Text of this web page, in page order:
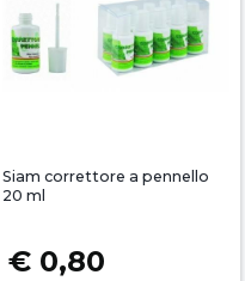
Siam correttore a pennello
20 ml
€ 0,80